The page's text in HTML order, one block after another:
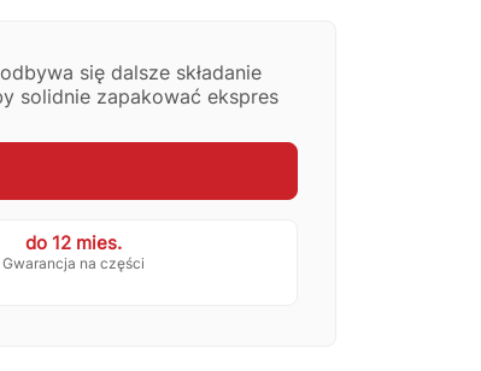
się dalsze składanie
solidnie zapakować ekspres
do 12 mies.
Gwarancja na części